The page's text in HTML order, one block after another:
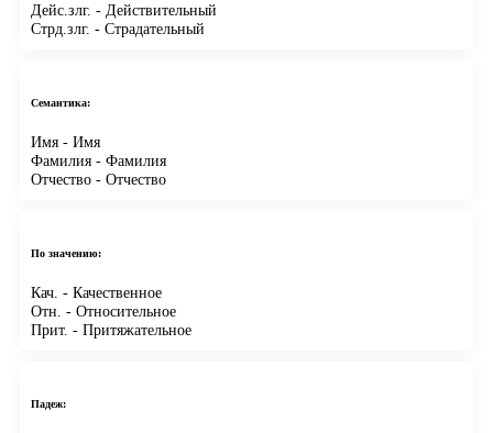
Дейс.злг. - Действительный
Стрд.злг. - Страдательный
Семантика:
Имя - Имя
Фамилия - Фамилия
Отчество - Отчество
По значению:
Кач. - Качественное
Отн. - Относительное
Прит. - Притяжательное
Падеж: